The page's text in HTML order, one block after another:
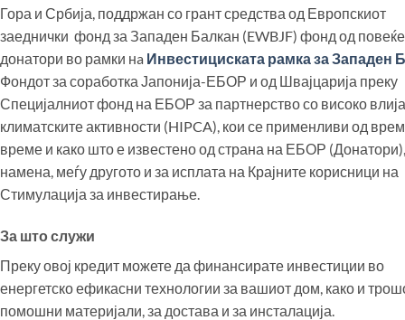
Гора и Србија, поддржан со грант средства од Европскиот
заеднички фонд за Западен Балкан (EWBJF) фонд од повеќе
донатори во рамки нa Инвестициската рамка за Западен
Фондот за соработка Јапонија-ЕБОР и од Швајцарија преку
Специјалниот фонд на ЕБОР за партнерство со високо
климатските активности (HIPCA), кои се применливи од
време и како што е известено од страна на ЕБОР
намена, меѓу другото и за исплата на Крајните корисници на
Стимулација за инвестирање.
За што служи
Преку овој кредит можете да финансирате инвестиции во
енергетско ефикасни технологии за вашиот дом, како и
помошни материјали, за достава и за инсталација.